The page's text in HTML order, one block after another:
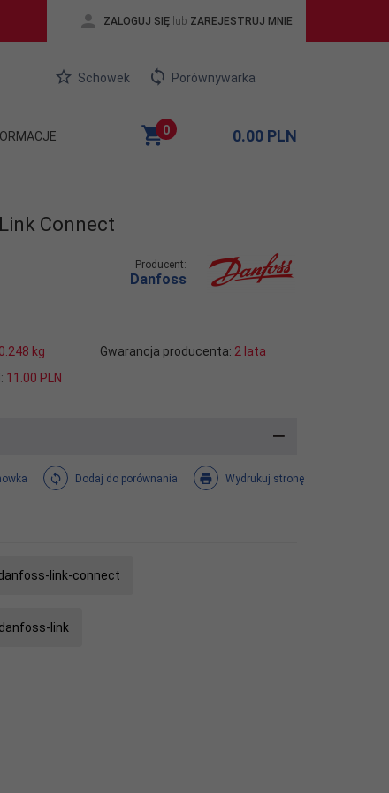
ZALOGUJ SIĘ lub ZAREJESTRUJ MNIE
Schowek Porównywarka
0 0.00PLN
Connect
Producent:
Danfoss
0.248 kg Gwarancja producenta: 2 lata
11.00 PLN
Dodaj do porównania Wydrukuj stronę
link-connect
link